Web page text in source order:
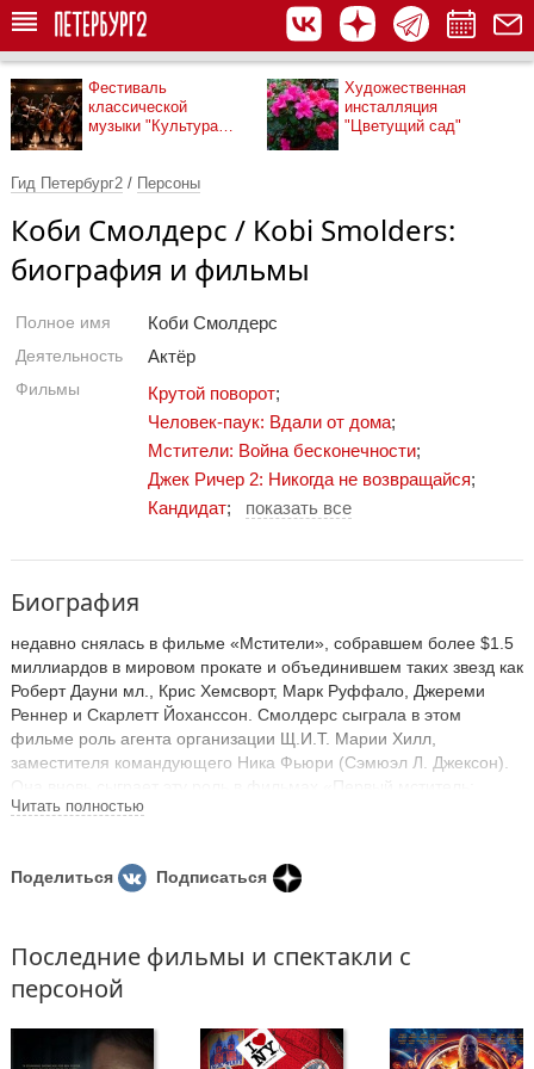
Фестиваль
классической
музыки "Культура
Художественная
инсталляция
"Цветущий сад"
Гид Петербург2 / Персоны
Коби Смолдерс / Kobi Smolders:
биография и фильмы
Полное имя Коби Смолдерс
Деятельность Актёр
Фильмы Крутой поворот;
Человек-паук: Вдали от дома;
Мстители: Война бесконечности;
Джек Ричер 2: Никогда не возвращайся;
Кандидат; показать все
Биография
недавно снялась в фильме «Мстители», собравшем более $1.5
миллиардов в мировом прокате и объединившем таких звезд как
Роберт Дауни мл., Крис Хемсворт, Марк Руффало, Джереми
Реннер и Скарлетт Йоханссон. Смолдерс сыграла в этом
фильме роль агента организации Щ.И.Т. Марии Хилл,
заместителя командующего Ника Фьюри (Сэмюэл Л. Джексон).
Она вновь сыграет эту роль в фильмах «Первый мститель:
Другая война», который выйдет 4 апреля 2014 года, и
Также в 2014 выходит фильм Дэвида Уэейна «Они пришли
вместе», где она сыграет вместе Полом Радом и Эми Полер.
«Верзила Салмон» и «Длинный Уик-энд».
Зрителям также запомнилась ее роль в сериале CBS «Как я
«Эмми» как лучший комедийный сериал, а также на премию
«Выбор народа» и «Выбор молодежи». Среди других ее работ
Читать полностью
Поделиться Подписаться
Последние фильмы и спектакли с
персоной